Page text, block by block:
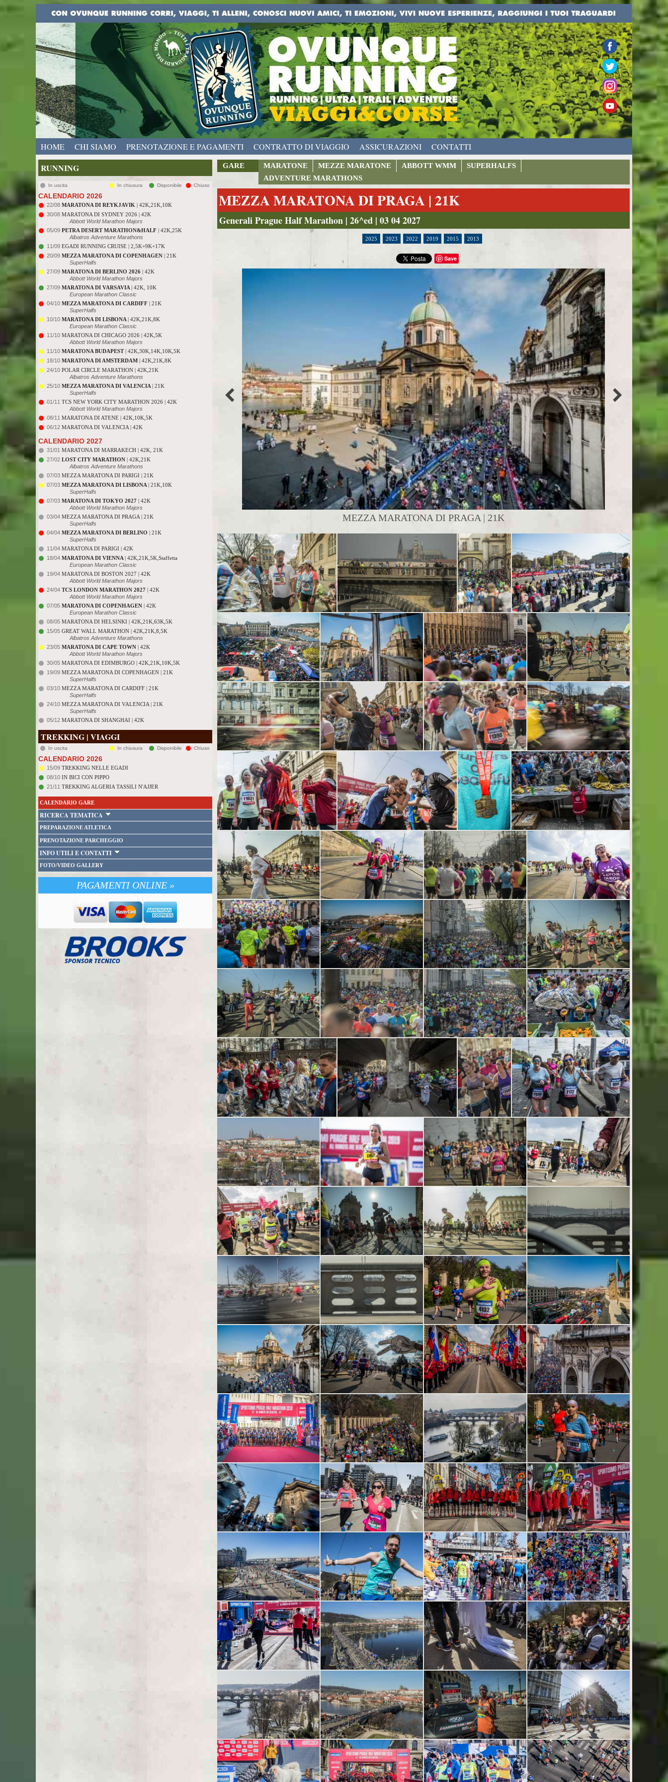
HOME CHI SIAMO PRENOTAZIONE E PAGAMENTI CONTRATTO DI VIAGGIO ASSICURAZIONI CONTATTI
RUNNING
In uscita In chiusura Disponibile Chiuso
CALENDARIO 2026
22/08 MARATONA DI REYKJAVIK | 42K,21K,10K
30/08 MARATONA DI SYDNEY 2026 | 42K
Abbott World Marathon Majors
05/09 PETRA DESERT MARATHON&HALF | 42K,25K
Albatros Adventure Marathons
11/09 EGADI RUNNING CRUISE | 2,5K+9K+17K
20/09 MEZZA MARATONA DI COPENHAGEN | 21K
SuperHalfs
27/09 MARATONA DI BERLINO 2026 | 42K
Abbott World Marathon Majors
27/09 MARATONA DI VARSAVIA | 42K, 10K
European Marathon Classic
04/10 MEZZA MARATONA DI CARDIFF | 21K
SuperHalfs
10/10 MARATONA DI LISBONA | 42K,21K,8K
European Marathon Classic
11/10 MARATONA DI CHICAGO 2026 | 42K,5K
Abbott World Marathon Majors
11/10 MARATONA BUDAPEST| 42K,30K,14K,10K,5K
18/10 MARATONA DI AMSTERDAM | 42K,21K,8K
24/10 POLAR CIRCLE MARATHON | 42K,21K
Albatros Adventure Marathons
25/10 MEZZA MARATONA DI VALENCIA | 21K
SuperHalfs
01/11 TCS NEW YORK CITY MARATHON 2026 | 42K
Abbott World Marathon Majors
08/11 MARATONA DI ATENE | 42K,10K,5K
06/12 MARATONA DI VALENCIA | 42K
CALENDARIO 2027
31/01 MARATONA DI MARRAKECH | 42K, 21K
27/02 LOST CITY MARATHON | 42K,21K
Albatros Adventure Marathons
07/03 MEZZA MARATONA DI PARIGI | 21K
07/03 MEZZA MARATONA DI LISBONA | 21K,10K
SuperHalfs
07/03 MARATONA DI TOKYO 2027 | 42K
Abbott World Marathon Majors
03/04 MEZZA MARATONA DI PRAGA | 21K
SuperHalfs
04/04 MEZZA MARATONA DI BERLINO | 21K
SuperHalfs
11/04 MARATONA DI PARIGI | 42K
18/04 MARATONA DI VIENNA | 42K,21K,5K,Staffetta
European Marathon Classic
19/04 MARATONA DI BOSTON 2027 | 42K
Abbott World Marathon Majors
24/04 TCS LONDON MARATHON 2027 | 42K
Abbott World Marathon Majors
07/05 MARATONA DI COPENHAGEN | 42K
European Marathon Classic
08/05 MARATONA DI HELSINKI | 42K,21K,63K,5K
15/05 GREAT WALL MARATHON | 42K,21K,8,5K
Albatros Adventure Marathons
23/05 MARATONA DI CAPE TOWN | 42K
Abbott World Marathon Majors
30/05 MARATONA DI EDIMBURGO | 42K,21K,10K,5K
19/09 MEZZA MARATONA DI COPENHAGEN | 21K
SuperHalfs
03/10 MEZZA MARATONA DI CARDIFF | 21K
SuperHalfs
24/10 MEZZA MARATONA DI VALENCIA | 21K
SuperHalfs
05/12 MARATONA DI SHANGHAI | 42K
TREKKING | VIAGGI
In uscita In chiusura Disponibile Chiuso
CALENDARIO 2026
15/09 TREKKING NELLE EGADI
08/10 IN BICI CON PIPPO
21/11 TREKKING ALGERIA TASSILI N'AJJER
CALENDARIO GARE
RICERCA TEMATICA
PREPARAZIONE ATLETICA
PRENOTAZIONE PARCHEGGIO
INFO UTILI E CONTATTI
FOTO/VIDEO GALLERY
PAGAMENTI ONLINE »
GARE MARATONE MEZZE MARATONE ABBOTT WMM
SUPERHALFS
ADVENTURE MARATHONS
MEZZA MARATONA DI PRAGA | 21K
Generali Prague Half Marathon | 26^ed | 03 04 2027
2025 2023 2022 2019 2015 2013
Save
MEZZA MARATONA DI PRAGA | 21K